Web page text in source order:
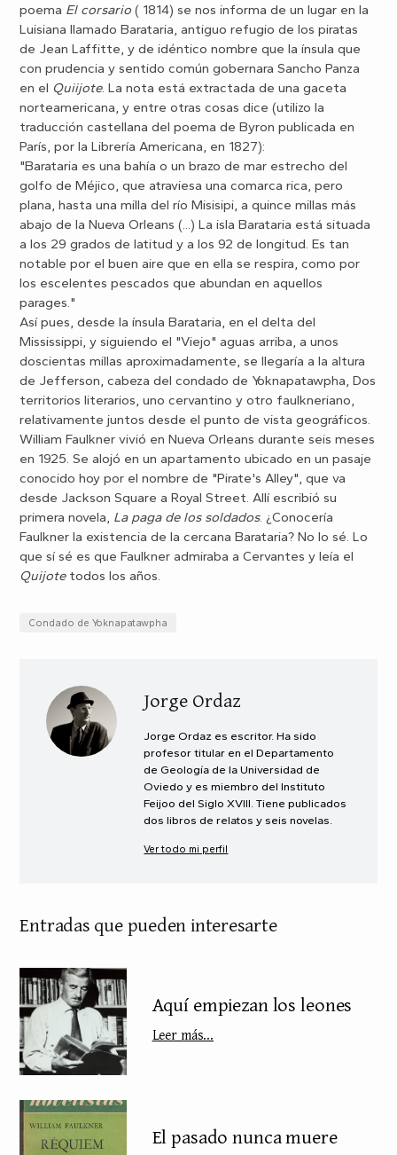
poema El corsario ( 1814) se nos informa de un lugar en la
Luisiana llamado Barataria, antiguo refugio de los piratas
de Jean Laffitte, y de idéntico nombre que la ínsula que
con prudencia y sentido común gobernara Sancho Panza
en el Quiijote. La nota está extractada de una gaceta
norteamericana, y entre otras cosas dice (utilizo la
traducción castellana del poema de Byron publicada en
París, por la Librería Americana, en 1827):
"Barataria es una bahía o un brazo de mar estrecho del
golfo de Méjico, que atraviesa una comarca rica, pero
plana, hasta una milla del río Misisipi, a quince millas más
abajo de la Nueva Orleans (...) La isla Barataria está situada
a los 29 grados de latitud y a los 92 de longitud. Es tan
notable por el buen aire que en ella se respira, como por
los escelentes pescados que abundan en aquellos
parages."
Así pues, desde la ínsula Barataria, en el delta del
Mississippi, y siguiendo el "Viejo" aguas arriba, a unos
doscientas millas aproximadamente, se llegaría a la altura
de Jefferson, cabeza del condado de Yoknapatawpha, Dos
territorios literarios, uno cervantino y otro faulkneriano,
relativamente juntos desde el punto de vista geográficos.
William Faulkner vivió en Nueva Orleans durante seis meses
en 1925. Se alojó en un apartamento ubicado en un pasaje
conocido hoy por el nombre de "Pirate's Alley", que va
desde Jackson Square a Royal Street. Allí escribió su
primera novela, La paga de los soldados. ¿Conocería
Faulkner la existencia de la cercana Barataria? No lo sé. Lo
que sí sé es que Faulkner admiraba a Cervantes y leía el
Quijotetodos los años.
Condado de Yoknapatawpha
Jorge Ordaz
Jorge Ordaz es escritor. Ha sido
profesor titular en el Departamento
de Geología de la Universidad de
Oviedo y es miembro del Instituto
Feijoo del Siglo XVIII. Tiene publicados
dos libros de relatos y seis novelas.
Ver todo mi perfil
Entradas que pueden interesarte
Aquí empiezan los leones
Leer más...
El pasado nunca muere